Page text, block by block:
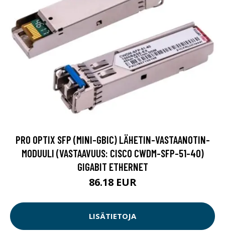
PRO OPTIX SFP (MINI-GBIC) LÄHETIN-VASTAANOTIN-
MODUULI (VASTAAVUUS: CISCO CWDM-SFP-51-40)
GIGABIT ETHERNET
86.18 EUR
LISÄTIETOJA